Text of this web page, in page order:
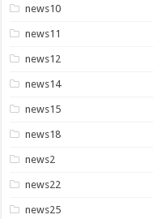
news10
news11
news12
news14
news15
news18
news2
news22
news25